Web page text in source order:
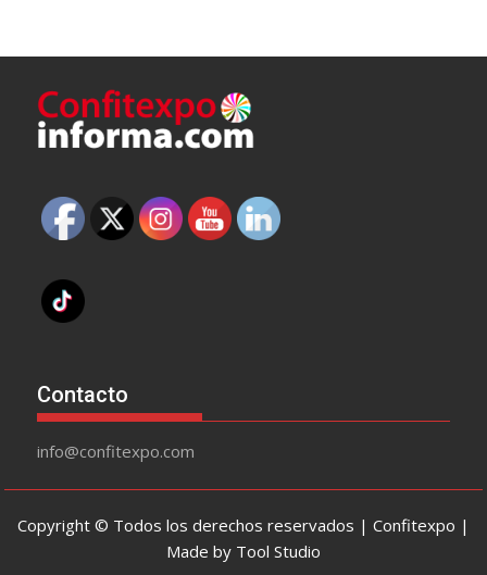
Contacto
info@confitexpo.com
Copyright © Todos los derechos reservados | Confitexpo |
Made by Tool Studio